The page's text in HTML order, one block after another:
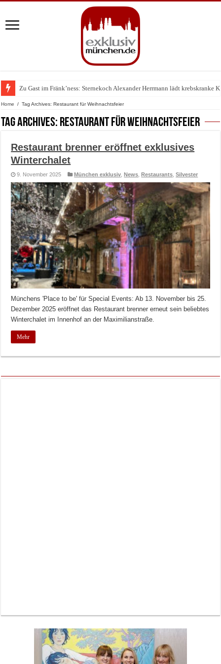
Zu Gast im Fränk’ness: Sternekoch Alexander Herrmann lädt krebskranke
Warum München gerade zum Treffpunkt der Lingerie-Branche wurde
Home / Tag Archives: Restaurant für Weihnachtsfeier
Tag Archives: Restaurant für Weihnachtsfeier
Restaurant brenner eröffnet exklusives
Winterchalet
9. November 2025 München exklusiv ,News ,Restaurants ,Silvester
Münchens 'Place to be' für Special Events: Ab 13. November bis 25.
Dezember 2025 eröffnet das Restaurant brenner erneut sein beliebtes
Winterchalet im Innenhof an der Maximilianstraße.
Mehr